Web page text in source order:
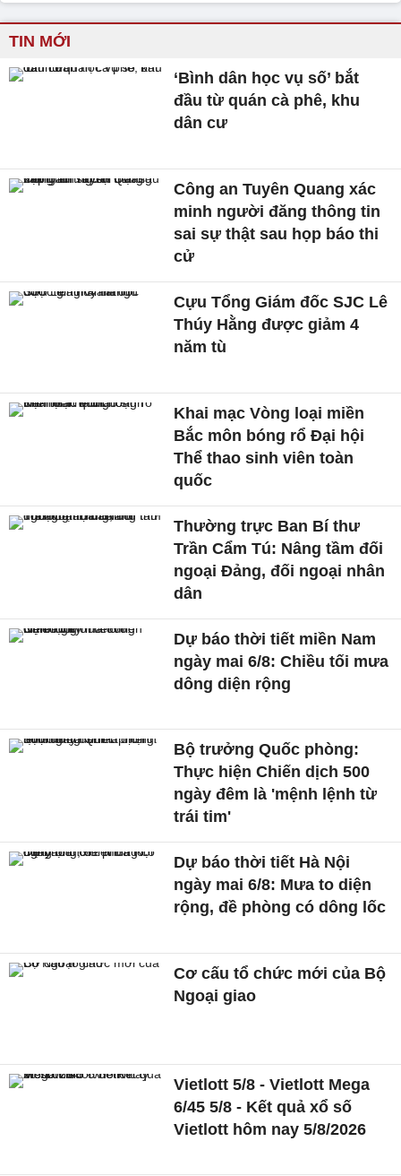
TIN MỚI
‘Bình dân học vụ số’ bắt
đầu từ quán cà phê, khu
dân cư
Công an Tuyên Quang xác
minh người đăng thông tin
sai sự thật sau họp báo thi
cử
Cựu Tổng Giám đốc SJC Lê
Thúy Hằng được giảm 4
năm tù
Khai mạc Vòng loại miền
Bắc môn bóng rổ Đại hội
Thể thao sinh viên toàn
quốc
Thường trực Ban Bí thư
Trần Cẩm Tú: Nâng tầm đối
ngoại Đảng, đối ngoại nhân
dân
Dự báo thời tiết miền Nam
ngày mai 6/8: Chiều tối mưa
dông diện rộng
Bộ trưởng Quốc phòng:
Thực hiện Chiến dịch 500
ngày đêm là 'mệnh lệnh từ
trái tim'
Dự báo thời tiết Hà Nội
ngày mai 6/8: Mưa to diện
rộng, đề phòng có dông lốc
Cơ cấu tổ chức mới của Bộ
Ngoại giao
Vietlott 5/8 - Vietlott Mega
6/45 5/8 - Kết quả xổ số
Vietlott hôm nay 5/8/2026